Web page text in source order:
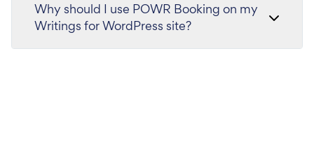
Why should I use POWR Booking on my
Writings for WordPress site?